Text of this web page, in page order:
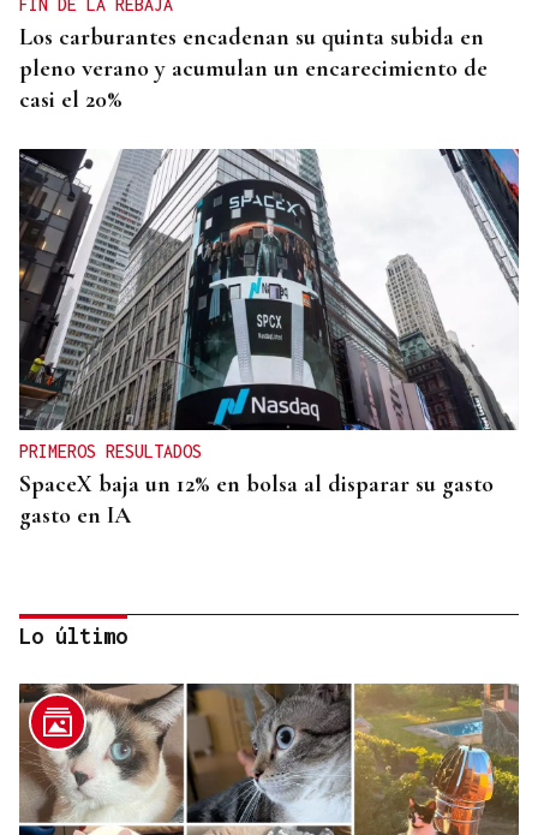
FIN DE LA REBAJA
Los carburantes encadenan su quinta subida en
pleno verano y acumulan un encarecimiento de
casi el 20%
PRIMEROS RESULTADOS
SpaceX baja un 12% en bolsa al disparar su gasto
gasto en IA
Lo último